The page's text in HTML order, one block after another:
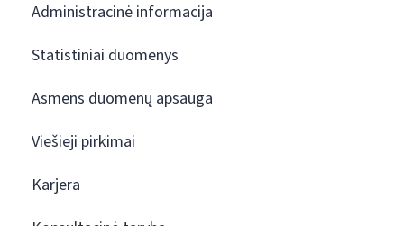
Administracinė informacija
Statistiniai duomenys
Asmens duomenų apsauga
Viešieji pirkimai
Karjera